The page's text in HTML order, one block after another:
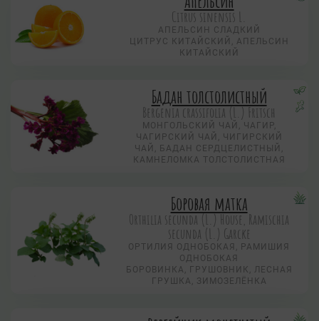
Citrus sinensis L.
АПЕЛЬСИН СЛАДКИЙ
ЦИТРУС КИТАЙСКИЙ, АПЕЛЬСИН
КИТАЙСКИЙ
Бадан толстолистный
Bergenia crassifolia (L.) Fritsch
МОНГОЛЬСКИЙ ЧАЙ, ЧАГИР,
ЧАГИРСКИЙ ЧАЙ, ЧИГИРСКИЙ
ЧАЙ, БАДАН СЕРДЦЕЛИСТНЫЙ,
КАМНЕЛОМКА ТОЛСТОЛИСТНАЯ
Боровая матка
Orthilia secunda (L.) House, Ramischia
secunda (L.) Garсke
ОРТИЛИЯ ОДНОБОКАЯ, РАМИШИЯ
ОДНОБОКАЯ
БОРОВИНКА, ГРУШОВНИК, ЛЕСНАЯ
ГРУШКА, ЗИМОЗЕЛЁНКА